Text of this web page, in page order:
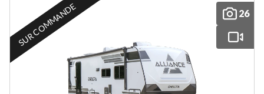
26
SUR COMMANDE